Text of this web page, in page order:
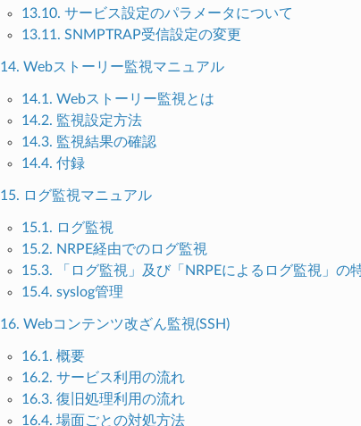
13.10. サービス設定のパラメータについて
13.11. SNMPTRAP受信設定の変更
14. Webストーリー監視マニュアル
14.1. Webストーリー監視とは
14.2. 監視設定方法
14.3. 監視結果の確認
14.4. 付録
15. ログ監視マニュアル
15.1. ログ監視
15.2. NRPE経由でのログ監視
15.3. 「ログ監視」及び「NRPEによるログ監視」の
15.4. syslog管理
16. Webコンテンツ改ざん監視(SSH)
16.1. 概要
16.2. サービス利用の流れ
16.3. 復旧処理利用の流れ
16.4. 場面ごとの対処方法